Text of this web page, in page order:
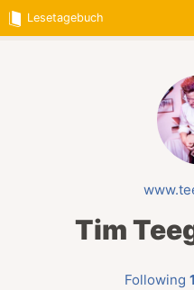
Lesetagebuch
Tim
Following